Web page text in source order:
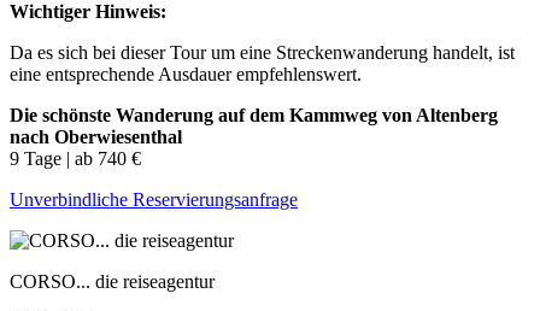
Wichtiger Hinweis:
Da es sich bei dieser Tour um eine Streckenwanderung handelt, ist
eine entsprechende Ausdauer empfehlenswert.
Die schönste Wanderung auf dem Kammweg von Altenberg
nach Oberwiesenthal
9 Tage | ab 740 €
Unverbindliche Reservierungsanfrage
CORSO... die reiseagentur